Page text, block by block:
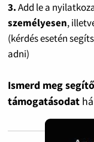
3.Add le a
személyesen,
(kérdés esetén
adni)
Ismerd meg
támogatásodat